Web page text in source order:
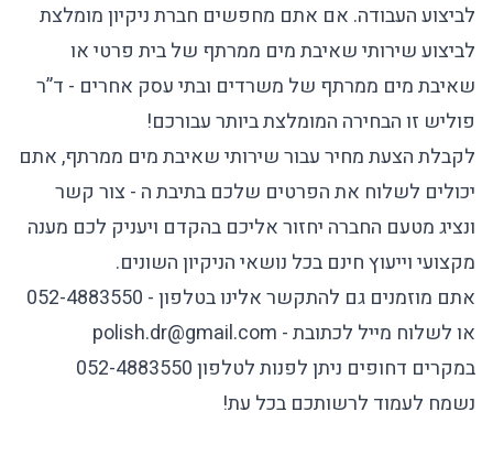
לביצוע העבודה. אם אתם מחפשים חברת ניקיון מומלצת
לביצוע שירותי שאיבת מים ממרתף של בית פרטי או
שאיבת מים ממרתף של משרדים ובתי עסק אחרים - ד”ר
פוליש זו הבחירה המומלצת ביותר עבורכם!
לקבלת הצעת מחיר עבור שירותי שאיבת מים ממרתף, אתם
יכולים לשלוח את הפרטים שלכם בתיבת ה -צור קשר
ונציג מטעם החברה יחזור אליכם בהקדם ויעניק לכם מענה
מקצועי וייעוץ חינם בכל נושאי הניקיון השונים.
אתם מוזמנים גם להתקשר אלינו בטלפון - 052-4883550
או לשלוח מייל לכתובת - polish.dr@gmail.com
במקרים דחופים ניתן לפנות לטלפון052-4883550
נשמח לעמוד לרשותכם בכל עת!